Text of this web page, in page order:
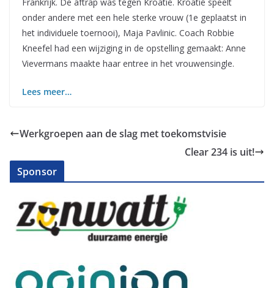
onder andere met een hele sterke vrouw (1e geplaatst in
het individuele toernooi), Maja Pavlinic. Coach Robbie
Kneefel had een wijziging in de opstelling gemaakt: Anne
Vievermans maakte haar entree in het vrouwensingle.
Lees meer…
Werkgroepen aan de slag met toekomstvisie
Clear 234 is uit!
Sponsor